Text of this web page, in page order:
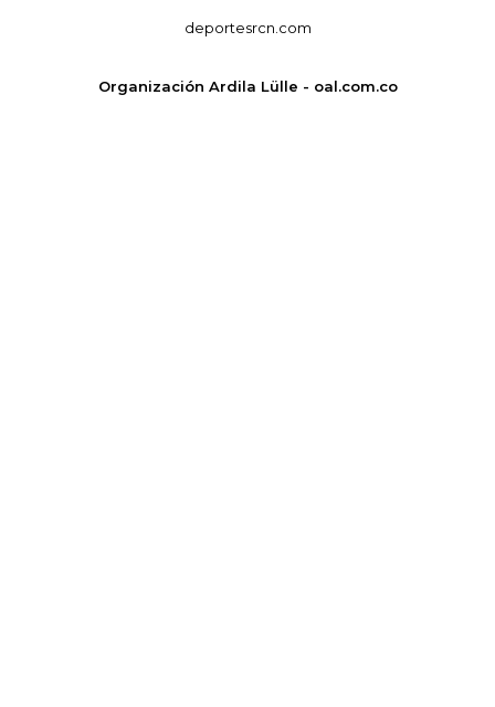
deportesrcn.com
Organización Ardila Lülle - oal.com.co